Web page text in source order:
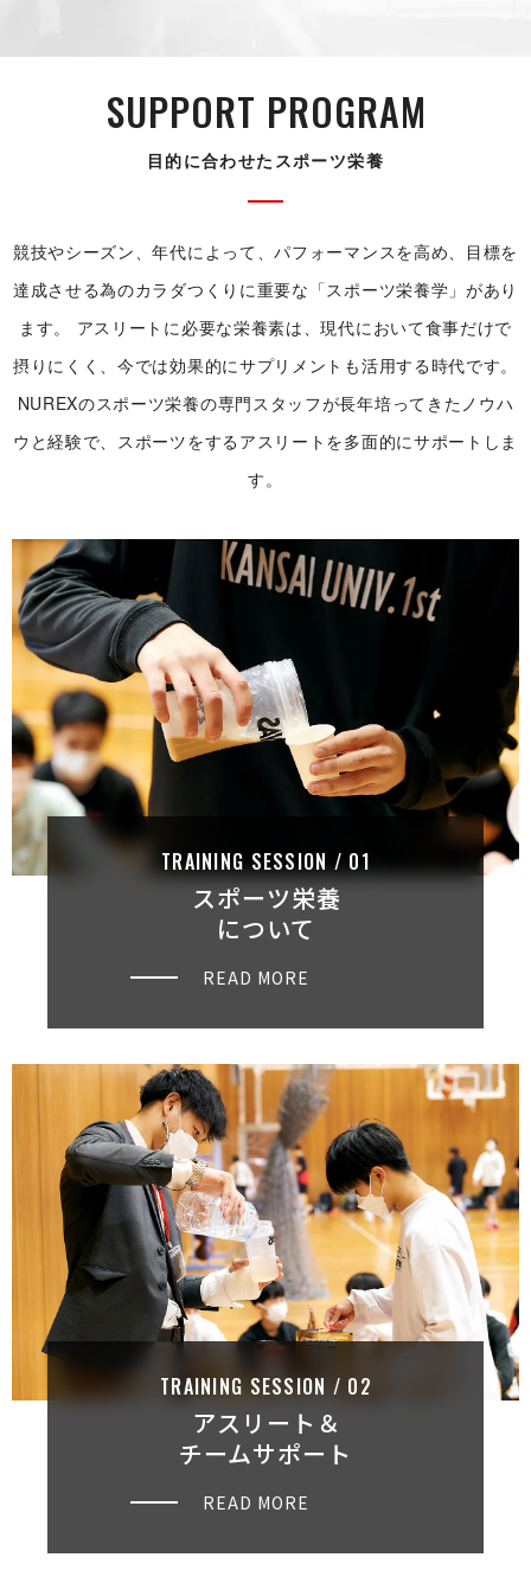
SUPPORT PRO G R A M
目的に合わせたスポ ー ツ 栄 養
競技やシーズン、年代によって、パフォーマンスを高め、目標を
達成させる為のカラダつくりに重要な「スポーツ栄養学」があり
ます。
アスリートに必要な栄養素は、現代において食事だけで
摂りにくく、今では効果的にサプリメントも活用する時代です。
NUREXのスポーツ栄養の専門スタッフが長年培ってきたノウハ
ウと経験で、スポーツをするアスリートを多面的にサポートしま
す。
TRAINING SESSION / 0 1
スポーツ栄養
について
READ MORE
TRAINING SESSION / 0 2
アスリート＆
チームサポート
READ MORE